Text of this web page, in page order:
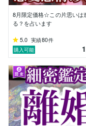
もし今、心が重く
の想いをひとりで
来」へとつながる
どうぞ安心して、
ね。
8月限定価格☆この片思いは
る？を占います
5.0 実績80件
購入可能